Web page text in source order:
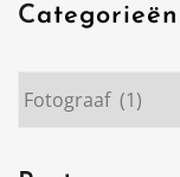
Categorieën
Categorieën